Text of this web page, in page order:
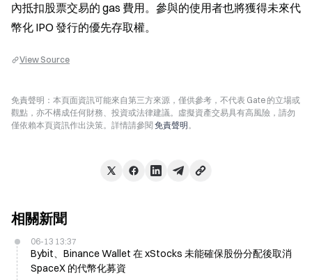
內抵扣股票交易的 gas 費用。參與的使用者也將獲得未來代
幣化 IPO 發行的優先存取權。
View Source
免責聲明：本頁面資訊可能來自第三方來源，僅供參考，不代表 Gate 的立場或
觀點，亦不構成任何財務、投資或法律建議。虛擬資產交易具有高風險，請勿
僅依賴本頁資訊作出決策。詳情請參閱 免責聲明。
相關新聞
06-13 13:37
Bybit、Binance Wallet 在 xStocks 未能確保股份分配後取消
SpaceX 的代幣化募資